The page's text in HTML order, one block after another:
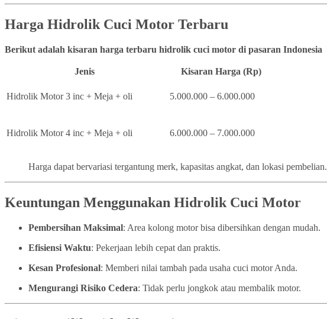
Harga Hidrolik Cuci Motor Terbaru
Berikut adalah kisaran harga terbaru hidrolik cuci motor di pasaran Indonesia
Jenis Kisaran Harga (Rp)
Hidrolik Motor 3 inc + Meja + oli 5.000.000 – 6.000.000
Hidrolik Motor 4 inc + Meja + oli 6.000.000 – 7.000.000
Harga dapat bervariasi tergantung merk, kapasitas angkat, dan lokasi pembelian.
Keuntungan Menggunakan Hidrolik Cuci Motor
Pembersihan Maksimal: Area kolong motor bisa dibersihkan dengan mudah.
Efisiensi Waktu: Pekerjaan lebih cepat dan praktis.
Kesan Profesional: Memberi nilai tambah pada usaha cuci motor Anda.
Mengurangi Risiko Cedera: Tidak perlu jongkok atau membalik motor.